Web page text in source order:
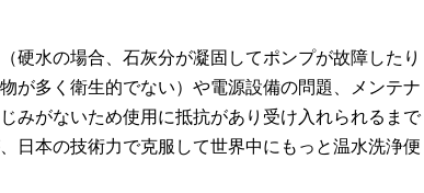
硬水の場合、石灰分が凝固してポンプが故障したり
が多く衛生的でない）や電源設備の問題、メンテナ
みがないため使用に抵抗があり受け入れられるまで
日本の技術力で克服して世界中にもっと温水洗浄便